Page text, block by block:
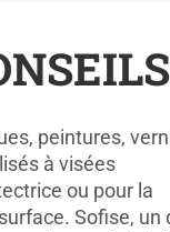
peintures,
à visées
ou pour la
Sofise, un